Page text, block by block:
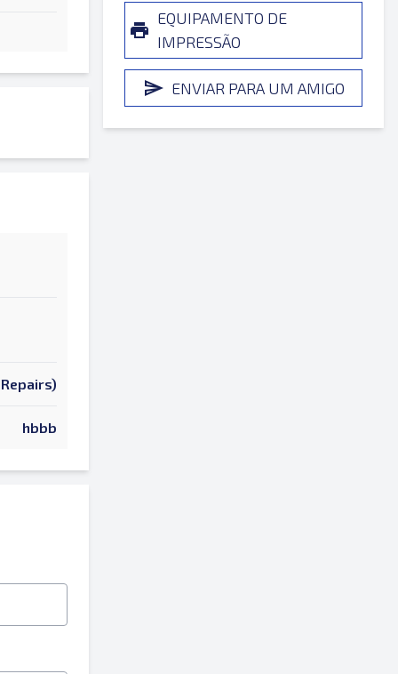
hbbb
EQUIPAMENTO DE
IMPRESSÃO
ENVIAR PARA UM AMIGO